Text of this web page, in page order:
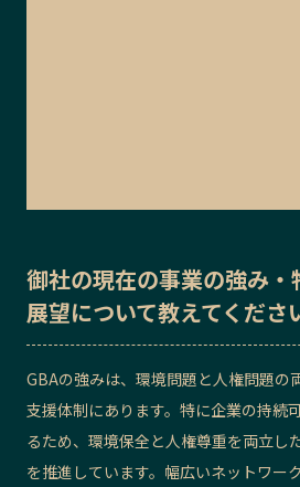
御社の現在の事業の強み・
展望について教えてくださ
GBAの強みは、環境問題と人権問題の
支援体制にあります。特に企業の持続
るため、環境保全と人権尊重を両立し
を推進しています。幅広いネットワー